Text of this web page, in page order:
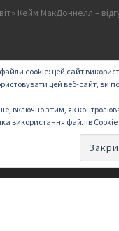
Кейм МакДоннелл –
with Customizr Pro –
файли cookie: цей сайт
цей веб-сайт, ви
включно з тим, як
використання файлів Cookie